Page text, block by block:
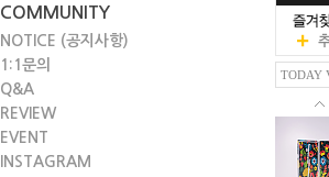
COMMUNITY
NOTICE (공지사항)
1:1문의
Q&A
REVIEW
EVENT
INSTAGRAM
TODAY